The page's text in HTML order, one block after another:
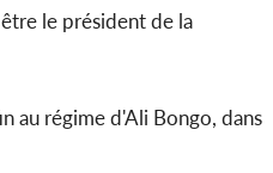
le président de la
au régime d'Ali Bongo, dans
POLITIQUE
d'Ivoire : Décrispation ?